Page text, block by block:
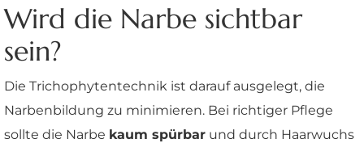
Wird die Narbe sichtbar
sein?
Die Trichophytentechnik ist darauf ausgelegt, die
Narbenbildung zu minimieren. Bei richtiger Pflege
sollte die Narbe kaum spürbar und durch Haarwuchs